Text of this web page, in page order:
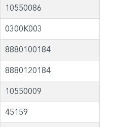
10550086
0300K003
8880100184
8880120184
10550009
45159